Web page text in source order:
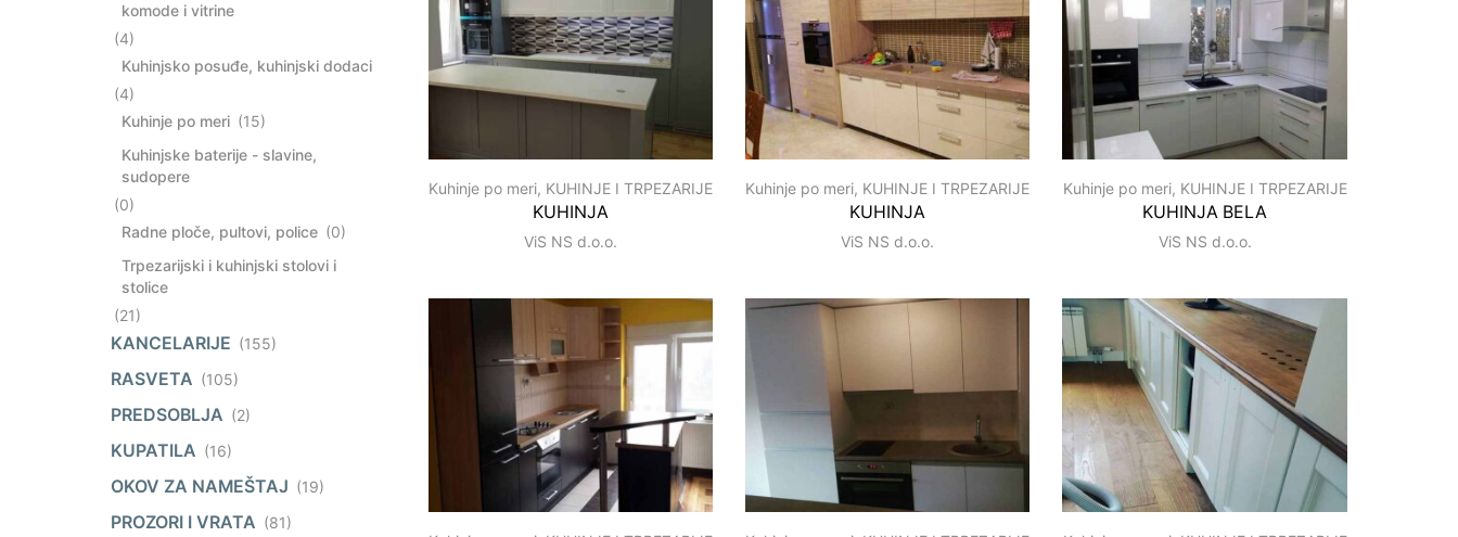
Kuhinje po meri, KUHINJE I TRPEZARIJE
KUHINJA
ViS NS d.o.o.
Kuhinje po meri, KUHINJE I TRPEZARIJE
KUHINJA
ViS NS d.o.o.
Kuhinje po meri, KUHINJE I TRPEZARIJE
KUHINJA BELA
ViS NS d.o.o.
komode i vitrine
(4)
Kuhinjsko posuđe, kuhinjski dodaci
(4)
Kuhinje po meri (15)
Kuhinjske baterije - slavine,
sudopere
(0)
Radne ploče, pultovi, police (0)
Trpezarijski i kuhinjski stolovi i
stolice
(21)
KANCELARIJE (155)
RASVETA (105)
PREDSOBLJA (2)
KUPATILA (16)
OKOV ZA NAMEŠTAJ (19)
PROZORI I VRATA (81)